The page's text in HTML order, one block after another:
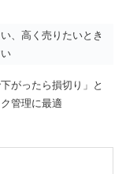
、高く売りたいとき
下がったら損切り」と
管理に最適